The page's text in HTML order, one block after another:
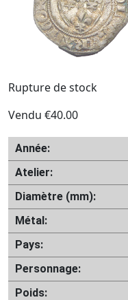
Rupture de stock
Vendu €40.00
Année:
Atelier:
Diamètre (mm):
Métal:
Pays:
Personnage:
Poids: